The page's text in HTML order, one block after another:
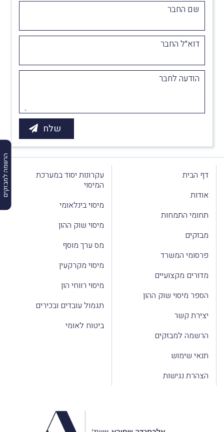
הרשמה למבזקים
שם החבר
דוא״ל החבר
הודעה לחבר
דף הבית
אודות
תחומי התמחות
מבזקים
פרסומי המשרד
מדורים מקצועיים
הספר מיסוי שוק ההון
יצירת קשר
הרשמה למבזקים
תנאי שימוש
הצהרת נגישות
עקרונות יסוד במערכת
המיסוי
מיסוי בינלאומי
מיסוי שוק ההון
מס ערך מוסף
מיסוי מקרקעין
מיסוי רווחי הון
תגמול עובדים ובכירים
ביטוח לאומי